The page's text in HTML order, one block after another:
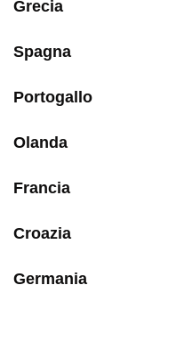
Grecia
Spagna
Portogallo
Olanda
Francia
Croazia
Germania